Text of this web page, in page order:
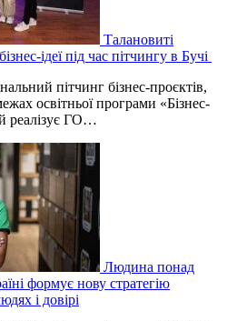
Талановиті
ідеї під час пітчингу в Бучі
пітчинг бізнес-проєктів,
освітньої програми «Бізнес-
реалізує ГО…
Людина понад
формує нову стратегію
і довірі